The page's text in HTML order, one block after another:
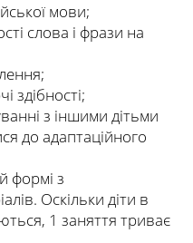
мови;
слова і фрази на
здібності;
з іншими дітьми
до адаптаційного
формі з
Оскільки діти в
1 заняття триває